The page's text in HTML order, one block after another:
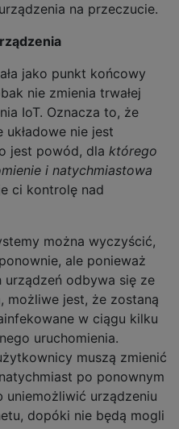
na przeczucie.
jako punkt końcowy
nie zmienia trwałej
IoT. Oznacza to, że
nie jest
jest powód, dla którego
i natychmiastowa
ci kontrolę nad
można wyczyścić,
ale ponieważ
urządzeń odbywa się ze
możliwe jest, że zostaną
w ciągu kilku
uruchomienia.
muszą zmienić
po ponownym
uniemożliwić urządzeniu
dopóki nie będą mogli